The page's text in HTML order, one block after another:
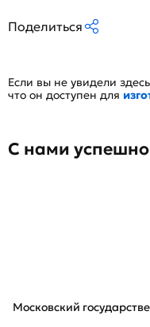
Поделиться
Если вы не увидели
что он доступен для
С нами
Московский